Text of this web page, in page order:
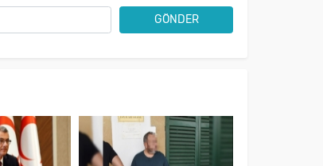
GÖNDER